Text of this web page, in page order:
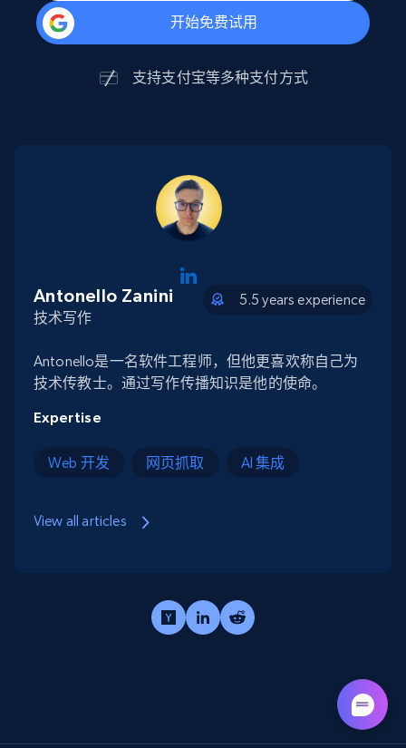
开始免费试用
支持支付宝等多种支付方式
Antonello Zanini
技术写作
5.5 years experience
Antonello是一名软件工程师，但他更喜欢称自己为
技术传教士。通过写作传播知识是他的使命。
Expertise
Web 开发 网页抓取 AI 集成
View all articles